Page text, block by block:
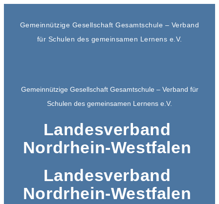
Gemeinnützige Gesellschaft Gesamtschule – Verband
für Schulen des gemeinsamen Lernens e.V.
Gemeinnützige Gesellschaft Gesamtschule – Verband für
Schulen des gemeinsamen Lernens e.V.
Landesverband
Nordrhein-Westfalen
Landesverband
Nordrhein-Westfalen